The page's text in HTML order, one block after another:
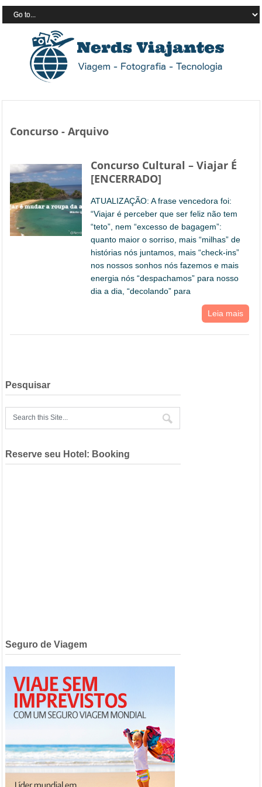
Concurso - Arquivo
Concurso Cultural – Viajar É
[ENCERRADO]
ATUALIZAÇÃO: A frase vencedora foi:
“Viajar é perceber que ser feliz não tem
“teto”, nem “excesso de bagagem”:
quanto maior o sorriso, mais “milhas” de
histórias nós juntamos, mais “check-ins”
nos nossos sonhos nós fazemos e mais
energia nós “despachamos” para nosso
dia a dia, “decolando” para
Leia mais
Pesquisar
Reserve seu Hotel: Booking
Seguro de Viagem